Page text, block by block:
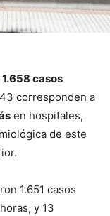
1.658 casos
corresponden a
en hospitales,
de este
1.651 casos
y 13